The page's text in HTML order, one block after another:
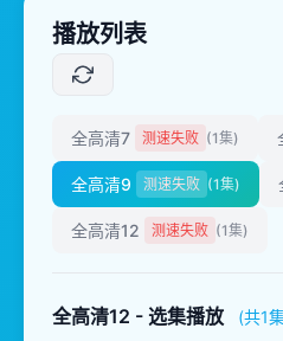
播放列表
全高清7 测速失败 (1集)
全高清9 测速失败 (1集)
全高清12 测速失败 (1集)
全高清12 - 选集播放 (共1